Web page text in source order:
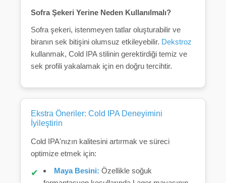
Sofra Şekeri Yerine Neden Kullanılmalı?
Sofra şekeri, istenmeyen tatlar oluşturabilir ve
biranın sek bitişini olumsuz etkileyebilir. Dekstroz
kullanmak, Cold IPA stilinin gerektirdiği temiz ve
sek profili yakalamak için en doğru tercihtir.
Ekstra Öneriler: Cold IPA Deneyimini
İyileştirin
Cold IPA'nızın kalitesini artırmak ve süreci
optimize etmek için:
Maya Besini: Özellikle soğuk